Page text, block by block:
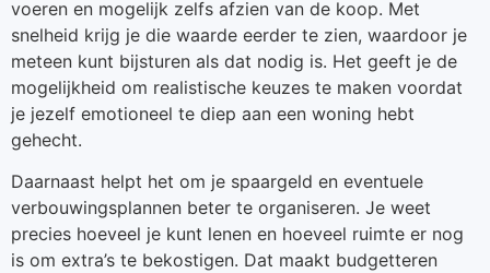
voeren en mogelijk zelfs afzien van de koop. Met
snelheid krijg je die waarde eerder te zien, waardoor je
meteen kunt bijsturen als dat nodig is. Het geeft je de
mogelijkheid om realistische keuzes te maken voordat
je jezelf emotioneel te diep aan een woning hebt
gehecht.
Daarnaast helpt het om je spaargeld en eventuele
verbouwingsplannen beter te organiseren. Je weet
precies hoeveel je kunt lenen en hoeveel ruimte er nog
is om extra’s te bekostigen. Dat maakt budgetteren